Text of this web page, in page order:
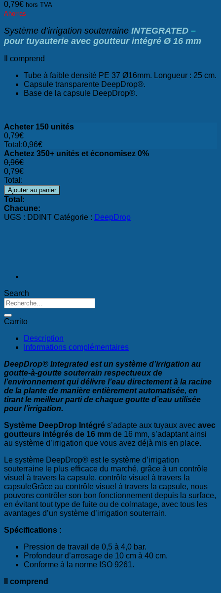
0,79€ hors TVA
Ahorras
Système d’irrigation souterraine INTEGRATED –
pour tuyauterie avec goutteur intégré Ø 16 mm
Il comprend
Tube à faible densité PE 37 Ø16mm. Longueur : 25 cm.
Capsule transparente DeepDrop®.
Base de la capsule DeepDrop®.
Acheter 150 unités
0,79€
Total:0,96€
Achetez 350+ unités et économisez 0%
0,96€
0,79€
Total:
Ajouter au panier
Total:
Chacune:
UGS : DDINT Catégorie : DeepDrop
Search
Recherche
pour :
Carrito
Description
Informations complémentaires
DeepDrop® Integrated est un système d’irrigation au
goutte-à-goutte souterrain respectueux de
l’environnement qui délivre l’eau directement à la racine
de la plante de manière entièrement automatisée, en
tirant le meilleur parti de chaque goutte d’eau utilisée
pour l’irrigation.
Système DeepDrop Intégré s’adapte aux tuyaux avec avec
goutteurs intégrés de 16 mm de 16 mm, s’adaptant ainsi
au système d’irrigation que vous avez déjà mis en place.
Le système DeepDrop® est le système d’irrigation
souterraine le plus efficace du marché, grâce à un contrôle
visuel à travers la capsule. contrôle visuel à travers la
capsuleGrâce au contrôle visuel à travers la capsule, nous
pouvons contrôler son bon fonctionnement depuis la surface,
en évitant tout type de fuite ou de colmatage, avec tous les
avantages d’un système d’irrigation souterrain.
Spécifications :
Pression de travail de 0,5 à 4,0 bar.
Profondeur d’arrosage de 10 cm à 40 cm.
Conforme à la norme ISO 9261.
Il comprend